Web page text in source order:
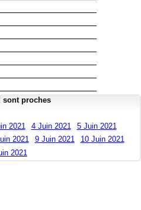
sont proches
2021 4 Juin 2021 5 Juin 2021
2021 9 Juin 2021
10 Juin 2021
2021